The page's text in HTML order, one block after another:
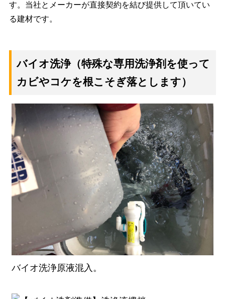
す。当社とメーカーが直接契約を結び提供して頂いてい
る建材です。
バイオ洗浄（特殊な専用洗浄剤を使って
カビやコケを根こそぎ落とします）
バイオ洗浄原液混入。